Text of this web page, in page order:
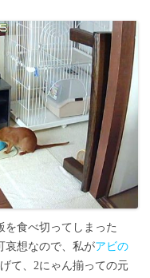
を食べ切ってしまった
哀想なので、私がアビの
て、2にゃん揃っての元